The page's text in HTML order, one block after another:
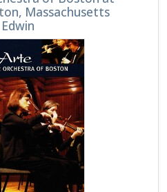
Massachusetts